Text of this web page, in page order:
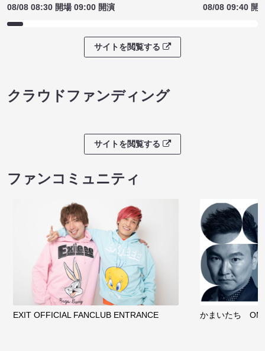
08/08 08:30 開場 09:00 開演
08/08 09:40 開
サイトを閲覧する
クラウドファンディング
サイトを閲覧する
ファンコミュニティ
EXIT OFFICIAL FANCLUB ENTRANCE かまいたち